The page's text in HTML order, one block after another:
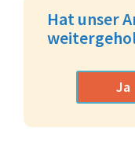
Hat unser
Ja